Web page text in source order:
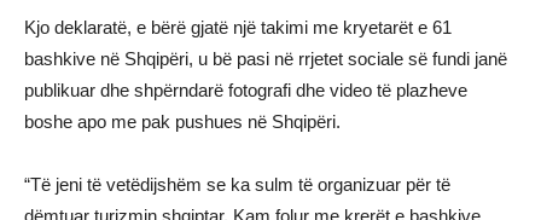
Kjo deklaratë, e bërë gjatë një takimi me kryetarët e 61
bashkive në Shqipëri, u bë pasi në rrjetet sociale së fundi janë
publikuar dhe shpërndarë fotografi dhe video të plazheve
boshe apo me pak pushues në Shqipëri.
“Të jeni të vetëdijshëm se ka sulm të organizuar për të
dëmtuar turizmin shqiptar. Kam folur me krerët e bashkive